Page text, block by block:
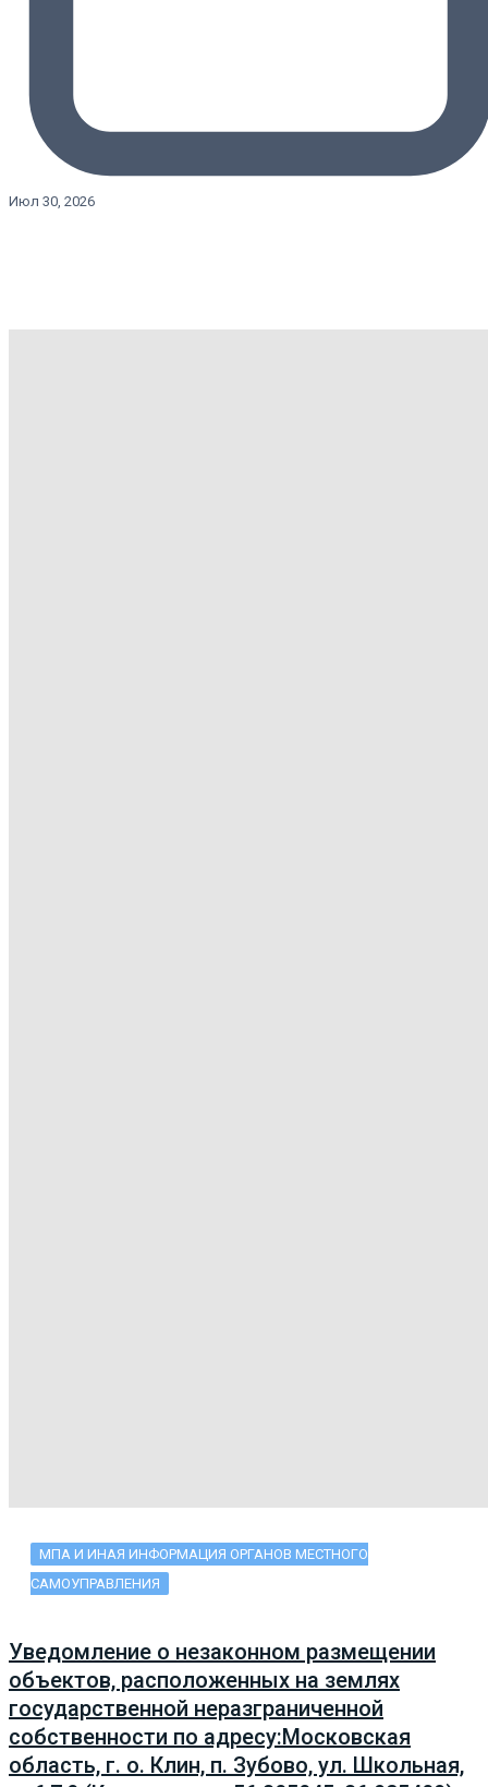
Июл 30, 2026
МПА И ИНАЯ ИНФОРМАЦИЯ ОРГАНОВ МЕСТНОГО
САМОУПРАВЛЕНИЯ
Уведомление о незаконном размещении
объектов, расположенных на землях
государственной неразграниченной
собственности по адресу:Московская
область, г. о. Клин, п. Зубово, ул. Школьная,